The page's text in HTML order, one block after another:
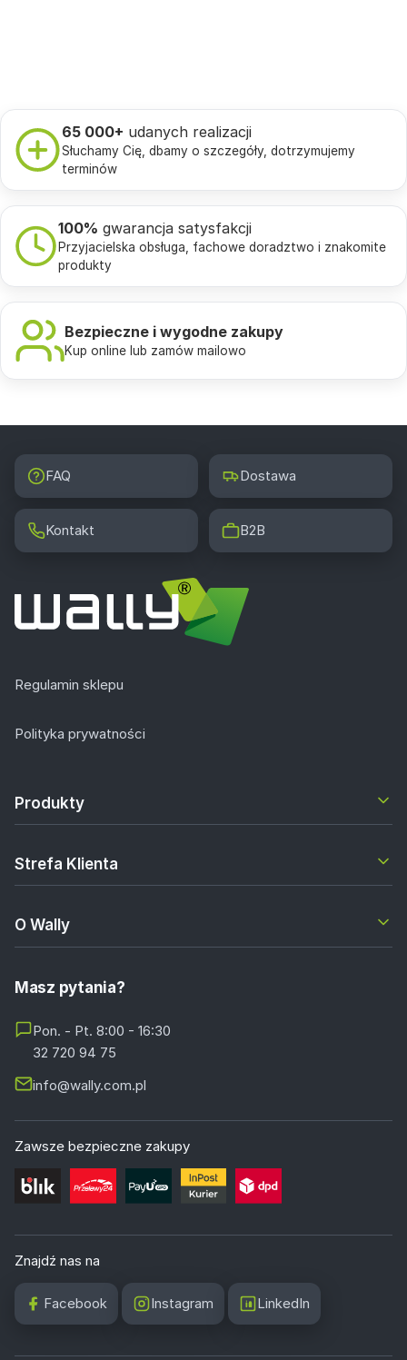
65 000+ udanych realizacji
Słuchamy Cię, dbamy o szczegóły, dotrzymujemy
terminów
100% gwarancja satysfakcji
Przyjacielska obsługa, fachowe doradztwo i znakomite
produkty
Bezpieczne i wygodne zakupy
Kup online lub zamów mailowo
FAQ Dostawa
Kontakt B2B
Regulamin sklepu
Polityka prywatności
Produkty
Strefa Klienta
O Wally
Masz pytania?
Pon. - Pt. 8:00 - 16:30
32 720 94 75
info@wally.com.pl
Zawsze bezpieczne zakupy
Znajdź nas na
Facebook Instagram LinkedIn